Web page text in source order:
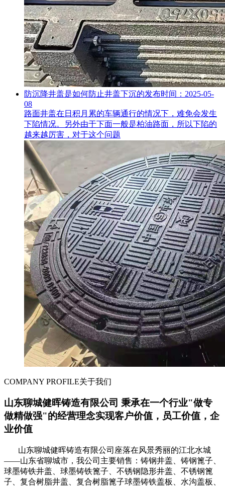
防沉降井盖是如何防止井盖下沉的发布时间：2025-05-
08
路面井盖在日积月累的车辆通行的情况下，难免会发生
下陷情况。另外由于下面一般是柏油路面，所以下陷的
越来越厉害，对于这个问题
COMPANY PROFILE关于我们
山东聊城健晖铸造有限公司 秉承在一个行业"做专
做精做强"的经营理念实现客户价值，员工价值，企
业价值
山东聊城健晖铸造有限公司座落在风景秀丽的江北水城
——山东省聊城市，我公司主要销售：铸钢井盖、铸钢篦子、
球墨铸铁井盖、球墨铸铁篦子、不锈钢隐形井盖、不锈钢篦
子、复合树脂井盖、复合树脂篦子球墨铸铁盖板、水沟盖板、